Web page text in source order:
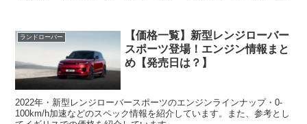
ランドローバー
【価格一覧】新型レンジローバー
スポーツ登場！エンジン情報まと
め【発売日は？】
2022年・新型レンジローバースポーツのエンジンラインナップ・0-
100km/h加速などのスペック情報を紹介しています。また、参考とし